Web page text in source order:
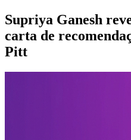
Supriya Ganesh
carta de
Pitt